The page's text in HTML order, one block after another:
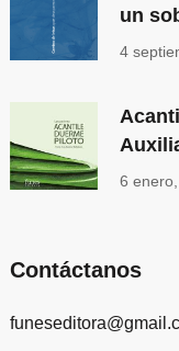
un
4
6
Contáctanos